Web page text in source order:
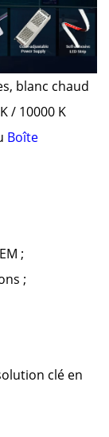
blanc chaud
/ 10000 K
Boîte
;
;
clé en